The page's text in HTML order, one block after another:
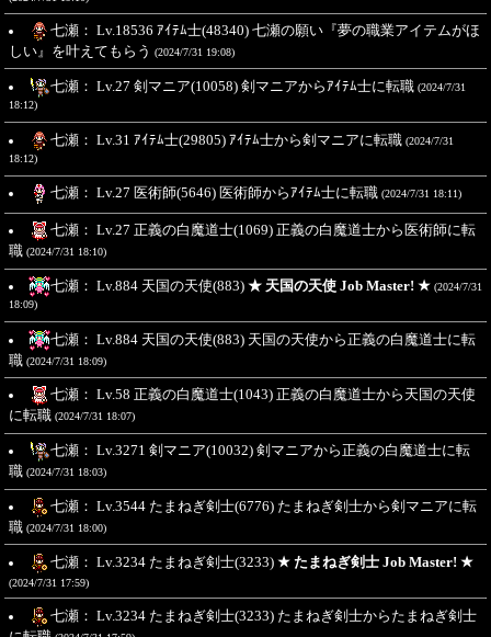
七瀬： Lv.18536 ｱｲﾃﾑ士(48340) 七瀬の願い『夢の職業アイテムがほ
しい』を叶えてもらう (2024/7/31 19:08)
七瀬： Lv.27 剣マニア(10058) 剣マニアからｱｲﾃﾑ士に転職 (2024/7/31
18:12)
七瀬： Lv.31 ｱｲﾃﾑ士(29805) ｱｲﾃﾑ士から剣マニアに転職 (2024/7/31
18:12)
七瀬： Lv.27 医術師(5646) 医術師からｱｲﾃﾑ士に転職 (2024/7/31 18:11)
七瀬： Lv.27 正義の白魔道士(1069) 正義の白魔道士から医術師に転
職 (2024/7/31 18:10)
七瀬： Lv.884 天国の天使(883) ★ 天国の天使 Job Master! ★ (2024/7/31
18:09)
七瀬： Lv.884 天国の天使(883) 天国の天使から正義の白魔道士に転
職 (2024/7/31 18:09)
七瀬： Lv.58 正義の白魔道士(1043) 正義の白魔道士から天国の天使
に転職 (2024/7/31 18:07)
七瀬： Lv.3271 剣マニア(10032) 剣マニアから正義の白魔道士に転
職 (2024/7/31 18:03)
七瀬： Lv.3544 たまねぎ剣士(6776) たまねぎ剣士から剣マニアに転
職 (2024/7/31 18:00)
七瀬： Lv.3234 たまねぎ剣士(3233) ★ たまねぎ剣士 Job Master! ★
(2024/7/31 17:59)
七瀬： Lv.3234 たまねぎ剣士(3233) たまねぎ剣士からたまねぎ剣士